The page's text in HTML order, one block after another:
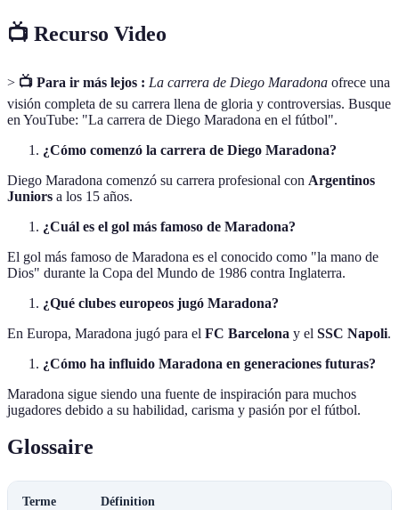
📺 Recurso Video
> 📺 Para ir más lejos : La carrera de Diego Maradona ofrece una
visión completa de su carrera llena de gloria y controversias. Busque
en YouTube: "La carrera de Diego Maradona en el fútbol".
¿Cómo comenzó la carrera de Diego Maradona?
Diego Maradona comenzó su carrera profesional con Argentinos
Juniors a los 15 años.
¿Cuál es el gol más famoso de Maradona?
El gol más famoso de Maradona es el conocido como "la mano de
Dios" durante la Copa del Mundo de 1986 contra Inglaterra.
¿Qué clubes europeos jugó Maradona?
En Europa, Maradona jugó para el FC Barcelona y el SSC Napoli.
¿Cómo ha influido Maradona en generaciones futuras?
Maradona sigue siendo una fuente de inspiración para muchos
jugadores debido a su habilidad, carisma y pasión por el fútbol.
Glossaire
Terme Définition